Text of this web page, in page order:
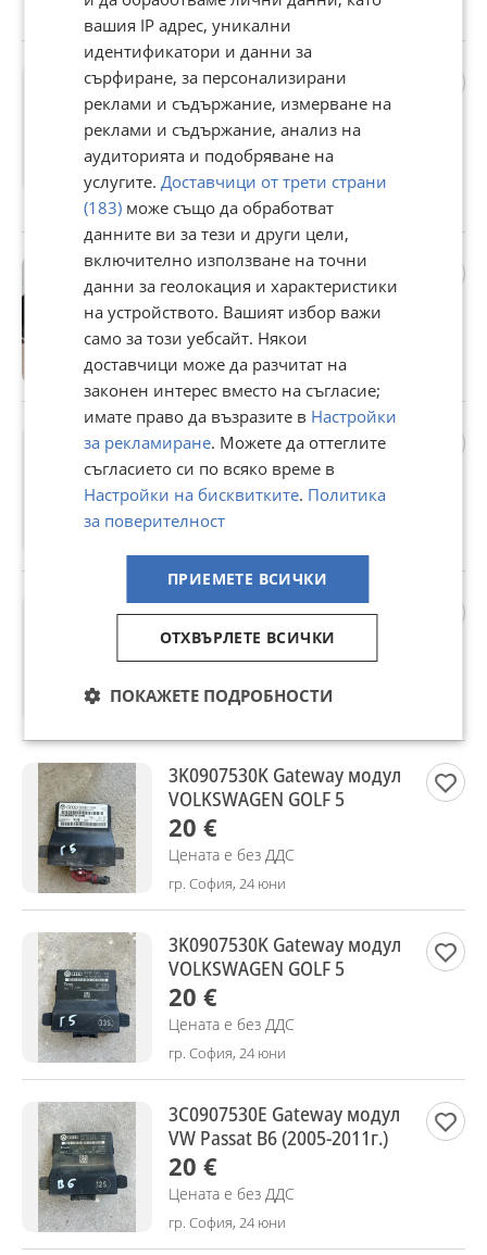
038906019GQ компютър
двигател VOLKSWAGEN
PASSAT 5.5 1.9TDI 131кс
0281010941
30 €
Цената е без ДДС
гр. София, 24 юни
5K0920 километраж
Volkswagen Golf 6
30 €
Цената е без ДДС
гр. София, 24 юни
3145550 километраж
Volkswagen Passat B6
30 €
Цената е без ДДС
3K0907530E Gateway модул
VOLKSWAGEN AUDI
20 €
Цената е без ДДС
3K0907530K Gateway модул
VOLKSWAGEN GOLF 5
20 €
Цената е без ДДС
гр. София, 24 юни
3K0907530K Gateway модул
VOLKSWAGEN GOLF 5
20 €
Цената е без ДДС
гр. София, 24 юни
3C0907530E Gateway модул
VW Passat B6 (2005-2011г.)
20 €
Цената е без ДДС
гр. София, 24 юни
вашия IP адрес, уникални
идентификатори и данни за
сърфиране, за персонализирани
реклами и съдържание, измерване на
реклами и съдържание, анализ на
аудиторията и подобряване на
услугите.Доставчици от трети страни
(183) може също да обработват
данните ви за тези и други цели,
включително използване на точни
данни за геолокация и характеристики
на устройството. Вашият избор важи
само за този уебсайт. Някои
доставчици може да разчитат на
законен интерес вместо на съгласие;
имате право да възразите в Настройки
за рекламиране. Можете да оттеглите
съгласието си по всяко време в
Настройки на бисквитките. Политика
за поверителност
ПРИЕМЕТЕ ВСИЧКИ
ОТХВЪРЛЕТЕ ВСИЧКИ
ПОКАЖЕТЕ ПОДРОБНОСТИ